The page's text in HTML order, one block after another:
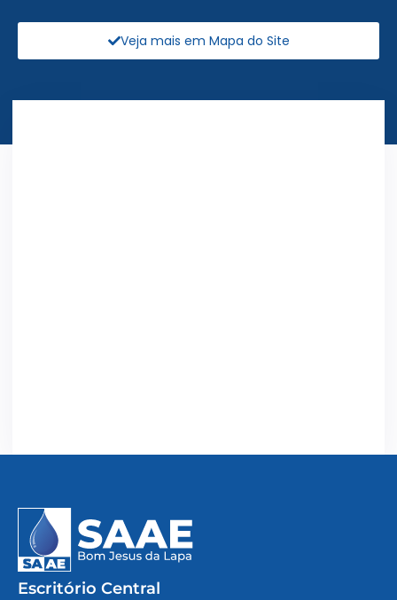
Veja mais em Mapa do Site
Escritório Central